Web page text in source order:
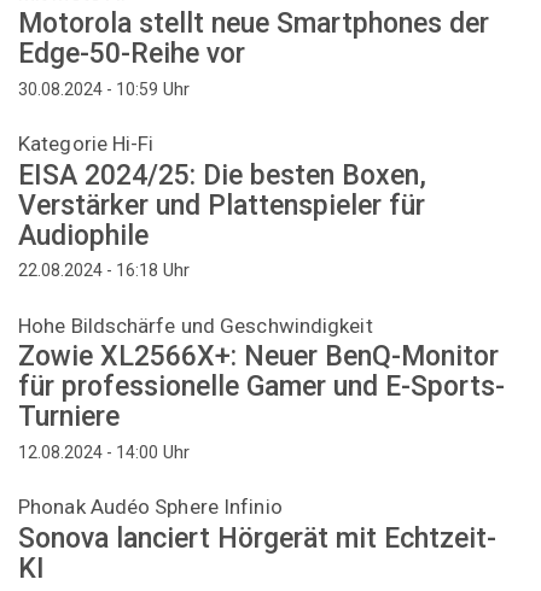
Motorola stellt neue Smartphones der
Edge-50-Reihe vor
30.08.2024 - 10:59 Uhr
Kategorie Hi-Fi
EISA 2024/25: Die besten Boxen,
Verstärker und Plattenspieler für
Audiophile
22.08.2024 - 16:18 Uhr
Hohe Bildschärfe und Geschwindigkeit
Zowie XL2566X+: Neuer BenQ-Monitor
für professionelle Gamer und E-Sports-
Turniere
12.08.2024 - 14:00 Uhr
Phonak Audéo Sphere Infinio
Sonova lanciert Hörgerät mit Echtzeit-
KI